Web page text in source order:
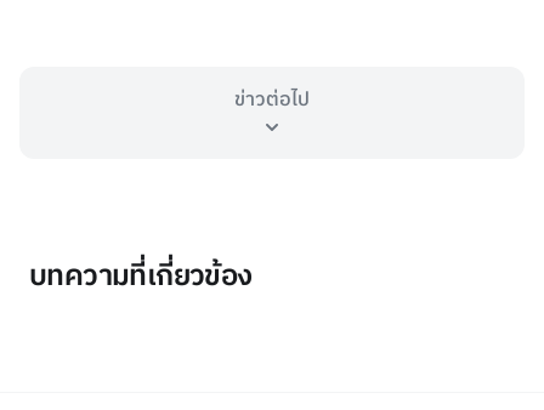
ข่าวต่อไป
บทความที่เกี่ยวข้อง